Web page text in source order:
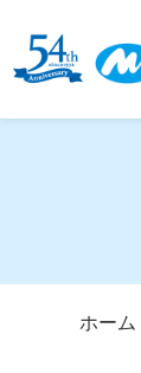
ホーム